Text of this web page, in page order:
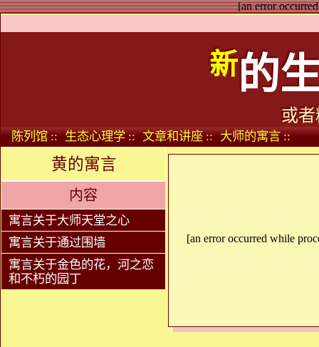
[an error
新的
或
陈列馆 :: 生态心理学 :: 文章和讲座 :: 大师的寓言 ::
黄的寓言
内容
寓言关于大师天堂之心
寓言关于通过围墙
寓言关于金色的花，河之恋
和不朽的园丁
[an error occurred while